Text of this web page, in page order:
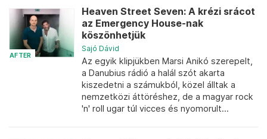
AFTER
Heaven Street Seven: A krézi srácot
az Emergency House-nak
köszönhetjük
Sajó Dávid
Az egyik klipjükben Marsi Anikó szerepelt,
a Danubius rádió a halál szót akarta
kiszedetni a számukból, közel álltak a
nemzetközi áttöréshez, de a magyar rock
'n' roll ugar túl vicces és nyomorult...